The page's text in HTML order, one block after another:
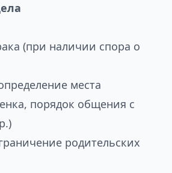
(при наличии спора о
места
порядок общения с
родительских